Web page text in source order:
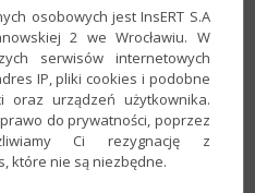
nowego klienta. Zaletą
dodania własnych szablonów,
klienta.
osobny cennik dla firm i
osobowych jest InsERT S.A
2 we Wrocławiu. W
serwisów internetowych
IP, pliki cookies i podobne
oraz urządzeń użytkownika.
do prywatności, poprzez
Ci rezygnację z
które nie są niezbędne.